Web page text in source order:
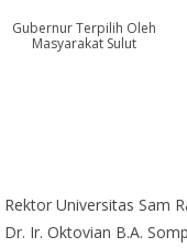
Gubernur Terpilih Oleh
Masyarakat Sulut
Rektor Universitas Sam
Dr. Ir. Oktovian B.A.